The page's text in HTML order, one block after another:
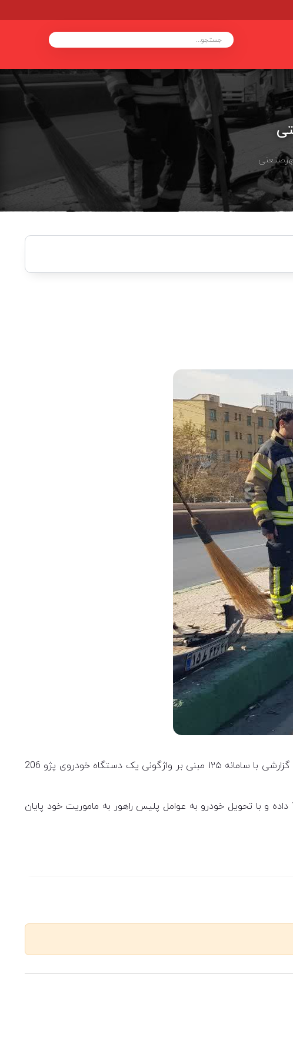
به گزارش روابط عمومی سازمان آتش نشانی و خدمات ایمنی شهرداری اراک صبح امروز پنج شنبه 22 آبان ماه، طی اعلام گزارشی با سامانه ۱۲۵ مبنی بر واژگونی یک دستگاه خودروی پژو 206
فرمانده تیم اعزامی افزود: آتش نشانان به محض حضور، محل را ایمن سازی کرده، مصدوم را تحویل عوامل اورژانس 115 داده و با تحویل خودرو به عوامل پلیس راهور به ماموریت خود پایان